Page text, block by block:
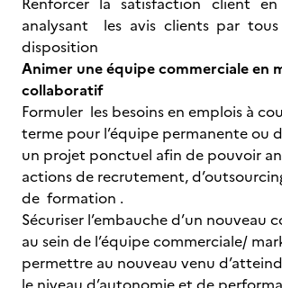
analysant les avis clients par
disposition
Animer une équipe commerciale en
collaboratif
Formuler les besoins en emplois à
terme pour l’équipe permanente ou
un projet ponctuel afin de pouvoir
actions de recrutement,
de formation .
Sécuriser l’embauche d’un nouveau
au sein de l’équipe commerciale/
permettre au nouveau venu